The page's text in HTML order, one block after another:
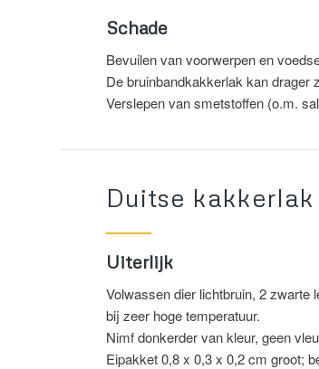
Schade
Bevuilen van voorwerpen en
De bruinbandkakkerlak kan drager
Verslepen van smetstoffen (o.m.
Duitse kakkerlak
Uiterlijk
Volwassen dier lichtbruin, 2 zwarte
bij zeer hoge temperatuur.
Nimf donkerder van kleur, geen
Eipakket 0,8 x 0,3 x 0,2 cm groot;